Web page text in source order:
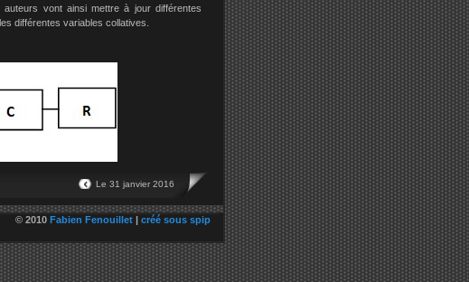
auteurs vont ainsi mettre à jour différentes
différentes variables collatives.
Le 31 janvier 2016
© 2010 Fabien Fenouillet | créé sous spip